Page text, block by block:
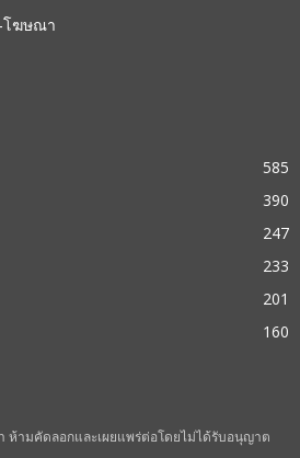
โฆษณา
585
390
247
233
201
160
า ห้ามคัดลอกและเผยแพร่ต่อโดยไม่ได้รับอนุญาต